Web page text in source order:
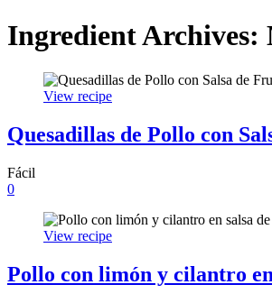
Ingredient Archives:
View recipe
Quesadillas de Pollo con
Fácil
0
View recipe
Pollo con limón y cilantro